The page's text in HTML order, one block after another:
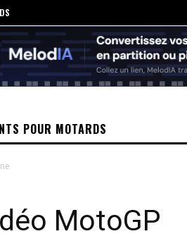
POUR MOTARDS
MotoGP